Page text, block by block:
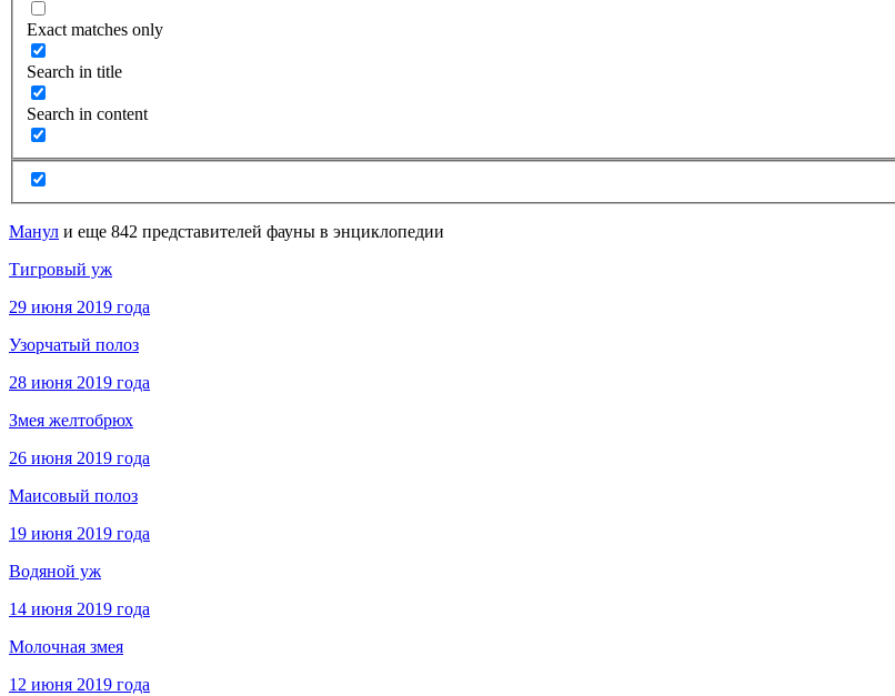
Exact matches only
Search in title
Search in content
Манул и еще 842 представителей фауны в энциклопедии
Тигровый уж
29 июня 2019 года
Узорчатый полоз
28 июня 2019 года
Змея желтобрюх
26 июня 2019 года
Маисовый полоз
19 июня 2019 года
Водяной уж
14 июня 2019 года
Молочная змея
12 июня 2019 года